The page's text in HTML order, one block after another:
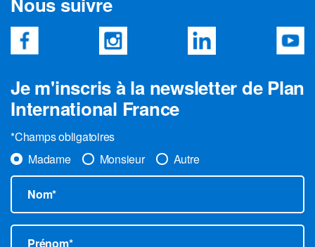
Je m'inscris à la newsletter de Plan
International France
*Champs obligatoires
Madame
Monsieur Autre
Nom*
Prénom*